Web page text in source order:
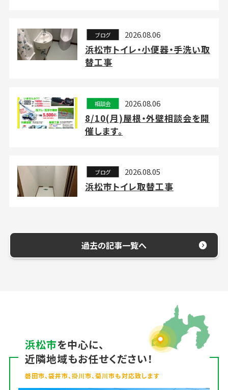
ブログ 2026.08.06
浜松市トイレ・小便器・手洗い取
替工事
相談会 2026.08.06
8/10(月)屋根・外壁相談会を開
催します。
ブログ 2026.08.05
浜松市トイレ取替工事
過去の記事一覧へ
浜松市を中心に、
近隣地域もお任せください！
磐田市、袋井市、掛川市、菊川市も対応致します